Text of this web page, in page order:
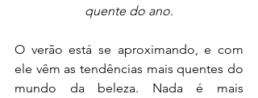
quente do ano.
O verão está se aproximando, e com
ele vêm as tendências mais quentes do
mundo da beleza. Nada é mais